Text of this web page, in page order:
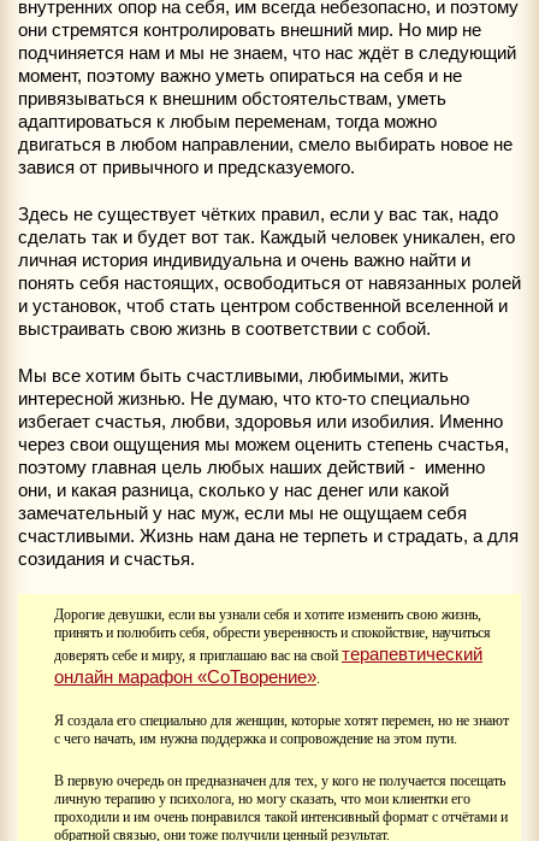
внутренних опор на себя, им всегда небезопасно, и поэтому
они стремятся контролировать внешний мир. Но мир не
подчиняется нам и мы не знаем, что нас ждёт в следующий
момент, поэтому важно уметь опираться на себя и не
привязываться к внешним обстоятельствам, уметь
адаптироваться к любым переменам, тогда можно
двигаться в любом направлении, смело выбирать новое не
завися от привычного и предсказуемого.
Здесь не существует чётких правил, если у вас так, надо
сделать так и будет вот так. Каждый человек уникален, его
личная история индивидуальна и очень важно найти и
понять себя настоящих, освободиться от навязанных ролей
и установок, чтоб стать центром собственной вселенной и
выстраивать свою жизнь в соответствии с собой.
Мы все хотим быть счастливыми, любимыми, жить
интересной жизнью. Не думаю, что кто-то специально
избегает счастья, любви, здоровья или изобилия. Именно
через свои ощущения мы можем оценить степень счастья,
поэтому главная цель любых наших действий - именно
они, и какая разница, сколько у нас денег или какой
замечательный у нас муж, если мы не ощущаем себя
счастливыми. Жизнь нам дана не терпеть и страдать, а для
созидания и счастья.
Дорогие девушки, если вы узнали себя и хотите изменить свою жизнь,
принять и полюбить себя, обрести уверенность и спокойствие, научиться
доверять себе и миру, я приглашаю вас на свой терапевтический
онлайн марафон «СоТворение»
Я создала его специально для женщин, которые хотят перемен, но не знают
с чего начать, им нужна поддержка и сопровождение на этом пути.
В первую очередь он предназначен для тех, у кого не получается посещать
личную терапию у психолога, но могу сказать, что мои клиентки его
проходили и им очень понравился такой интенсивный формат с отчётами и
обратной связью, они тоже получили ценный результат.